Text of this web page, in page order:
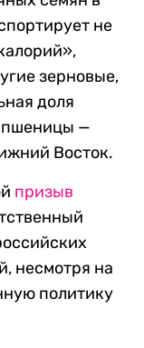
не
зерновые,
доля
пшеницы —
Восток.
призыв
несмотря на
политику